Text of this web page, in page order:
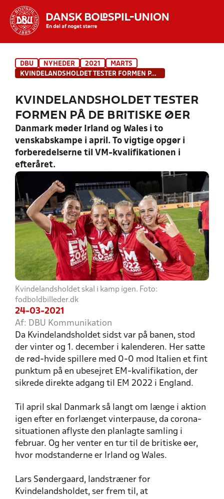
INDHOLD OG NYHEDER
HOLD
DBU NYHEDER 2021
MARTS
KVINDELANDSHOLDET TESTER FORMEN PÅ DE BRITISKE ØER
KVINDELANDSHOLDET TESTER
FORMEN PÅ DE BRITISKE ØER
Danmark møder Irland og Wales i to
venskabskampe i april. To vigtige opgør i
forberedelserne til VM-kvalifikationen i
efteråret.
Kvindelandsholdet skal i kamp igen. Foto:
fodboldbilleder.dk
24-03-2021
Af: DBU Kommunikation
Da Kvindelandsholdet sidst var på banen, stod
der vinter og 1. december i kalenderen. Her satte
de rød-hvide spillere med 0-0 mod Italien et fint
punktum på en ubesejret EM-kvalifikation, der
sikrede direkte adgang til EM 2022 i England.
Til april skal Danmark så langt om længe i aktion
igen efter en forlænget vinterpause, da corona-
situationen aflyste den planlagte samling i
februar. Og her venter en tur til de britiske øer,
hvor modstanderne er Irland og Wales.
Lars Søndergaard, landstræner for
Kvindelandsholdet, ser frem til, at